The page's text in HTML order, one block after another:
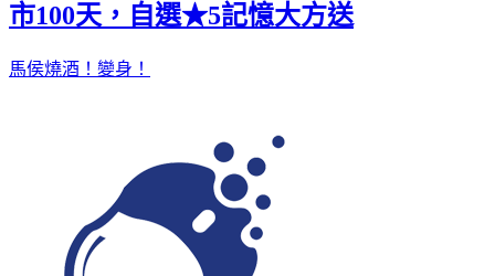
市100天，自選★5記憶大方送
馬侯燒酒！變身！